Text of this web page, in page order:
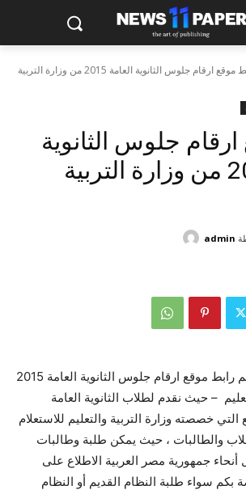
رابط موقع ارقام جلوس الثانوية العامة 2015 من وزارة التربية
جلوس الثانوية
العامة 2015 من وزارة التربية
admin
موجز مصر- ننشر لكم رابط موقع ارقام جلوس الثانوية العامة 2015
– حيث نقدم لطلاب الثانوية العامة
خصصته وزارة التربية والتعليم للاستعلام
والطالبات ، حيث يمكن طلبة وطالبات
أنحاء جمهورية مصر العربية الاطلاع على
بكم سواء طلبة النظام القديم أو النظام